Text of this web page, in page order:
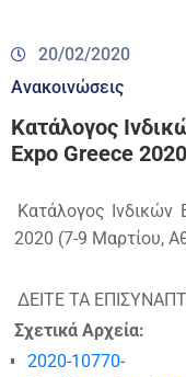
20/02/2020
Ανακοινώσεις
Κατάλογος
Expo Greece
Κατάλογος Ινδικών
2020 (7-9 Μαρτίου,
ΔΕΙΤΕ ΤΑ
Σχετικά Αρχεία:
2020-10770-